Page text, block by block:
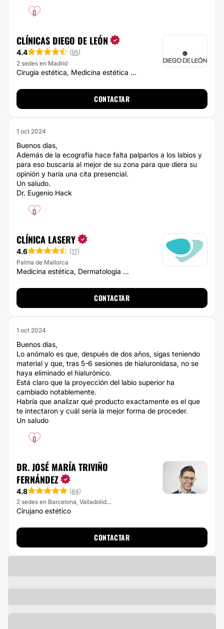
0
CLÍNICAS DIEGO DE LEÓN
4.4 (95)
2 sedes en Madrid
Cirugía estética, Medicina estética ...
CONTACTAR
1 oct 2024
Buenos días,
Además de la ecografía hace falta palparlos a los labios y
para eso buscaría al mejor de su zona para que diera su
opinión y haría una cita presencial.
Un saludo.
Dr. Eugenio Hack
0
CLÍNICA LASERY
4.6 (17)
Palma de Mallorca
Medicina estética, Dermatología ...
CONTACTAR
1 oct 2024
Buenos días,
Lo anómalo es que, después de dos años, sigas teniendo
material y que, tras 5-6 sesiones de hialuronidasa, no se
haya eliminado el hialurónico.
Está claro que la proyección del labio superior ha
cambiado notablemente.
Habría que analizar qué producto exactamente es el que
te intectaron y cuál sería la mejor forma de proceder.
Un saludo
0
DR. JOSÉ MARÍA TRIVIÑO
FERNÁNDEZ
4.8 (84)
2 sedes en Barcelona, Valladolid...
Cirujano estético
CONTACTAR